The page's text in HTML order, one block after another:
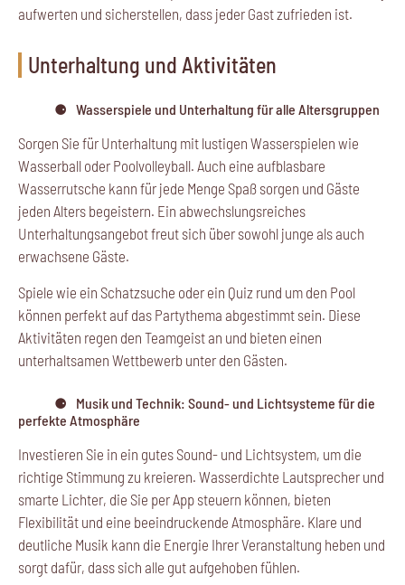
aufwerten und sicherstellen, dass jeder Gast zufrieden ist.
Unterhaltung und Aktivitäten
Wasserspiele und Unterhaltung für alle Altersgruppen
Sorgen Sie für Unterhaltung mit lustigen Wasserspielen wie
Wasserball oder Poolvolleyball. Auch eine aufblasbare
Wasserrutsche kann für jede Menge Spaß sorgen und Gäste
jeden Alters begeistern. Ein abwechslungsreiches
Unterhaltungsangebot freut sich über sowohl junge als auch
erwachsene Gäste.
Spiele wie ein Schatzsuche oder ein Quiz rund um den Pool
können perfekt auf das Partythema abgestimmt sein. Diese
Aktivitäten regen den Teamgeist an und bieten einen
unterhaltsamen Wettbewerb unter den Gästen.
Musik und Technik: Sound- und Lichtsysteme für die
perfekte Atmosphäre
Investieren Sie in ein gutes Sound- und Lichtsystem, um die
richtige Stimmung zu kreieren. Wasserdichte Lautsprecher und
smarte Lichter, die Sie per App steuern können, bieten
Flexibilität und eine beeindruckende Atmosphäre. Klare und
deutliche Musik kann die Energie Ihrer Veranstaltung heben und
sorgt dafür, dass sich alle gut aufgehoben fühlen.